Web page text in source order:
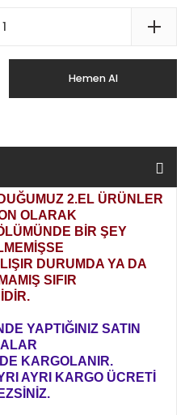
Hemen Al
2.EL ÜRÜNLER
OLARAK
BİR ŞEY
DURUMDA YA DA
SIFIR
YAPTIĞINIZ SATIN
KARGOLANIR.
AYRI KARGO ÜCRETİ